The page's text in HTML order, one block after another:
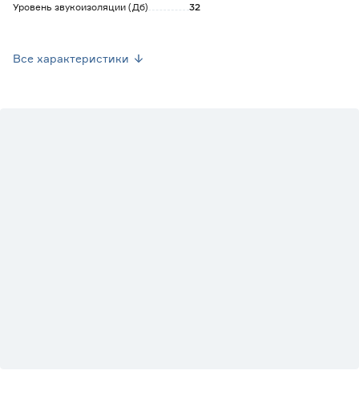
Уровень звукоизоляции (Дб) 32
Все характеристики